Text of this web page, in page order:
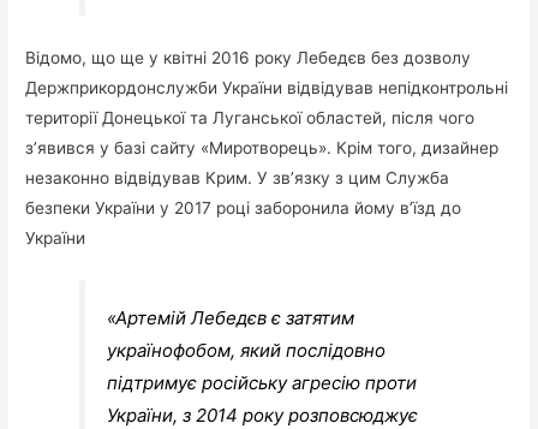
Відомо, що ще у квітні 2016 року Лебедєв без дозволу
Держприкордонслужби України відвідував непідконтрольні
території Донецької та Луганської областей, після чого
з’явився у базі сайту «Миротворець». Крім того, дизайнер
незаконно відвідував Крим. У зв’язку з цим Служба
безпеки України у 2017 році заборонила йому в’їзд до
України
«Артемій Лебедєв є затятим
українофобом, який послідовно
підтримує російську агресію проти
України, з 2014 року розповсюджує